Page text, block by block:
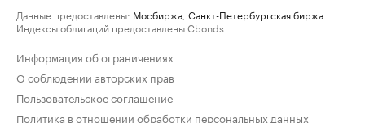
Данные предоставлены: Мосбиржа Санкт-Петербургская биржа
Индексы облигаций предоставлены Cbonds.
Информация об ограничениях
О соблюдении авторских прав
Пользовательское соглашение
Политика в отношении обработки персональных данных